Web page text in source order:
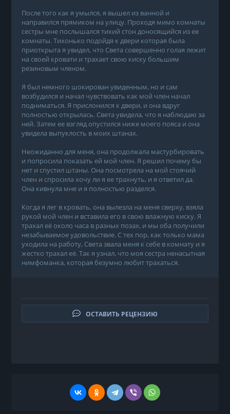
После того как я умылся, я вышел из ванной и
направился прямиком на улицу. Проходя мимо комнаты
сестры мне послышался тихий стон доносящийся из ее
комнаты. Тихонько подойдя к двери которая была
приоткрыта я увидел, что Света совершенно голая лежит
на своей кровати и трахает свою киску большим
резиновым членом.
Я был немного шокирован увиденным, но и сам
возбудился и начал чувствовать как мой член начал
подниматься. Я прислонился к двери, и она вдруг
полностью открылась. Света увидела, что я наблюдаю за
ней. Затем ее взгляд опустился ниже моего пояса и она
увидела выпуклость в моих штанах.
Неожиданно для меня, она продолжала мастурбировать
и попросила показать ей мой член. Я решил почему бы
нет и спустил штаны. Она посмотрела на мой стоячий
член и спросила хочу ли я ее трахнуть, и я ответил да.
Она кивнула мне и я полностью разделся.
Когда я лег в кровать, она вылезла на меня сверху, взяла
рукой мой член и вставила его в свою влажную киску. Я
трахал её около часа в разных позах, и мы оба получили
незабываемое удовольствие. С тех пор, как только мама
уходила на работу, Света звала меня к себе в комнату и я
жестко трахал её. Так я узнал, что моя сестра ненасытная
нимфоманка, которая безумно любит трахаться.
ОСТАВИТЬ РЕЦЕНЗИЮ